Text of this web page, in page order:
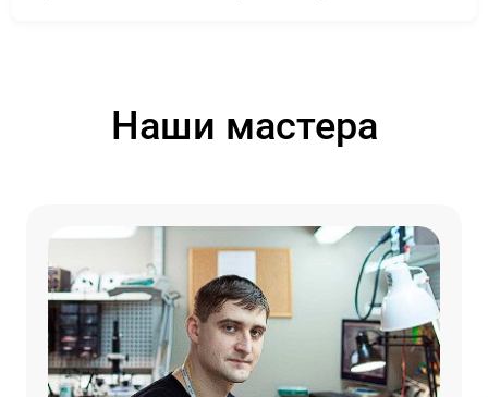
Наши мастера